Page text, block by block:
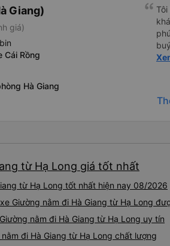
Giang)
giá)
Cái Rồng
Hà Giang
tôi
từ Hạ Long giá tốt nhất
từ Hạ Long tốt nhất hiện nay 08/2026
Giường nằm đi Hà Giang từ Hạ Long
nằm đi Hà Giang từ Hạ Long uy tín
đi Hà Giang từ Hạ Long chất lượng